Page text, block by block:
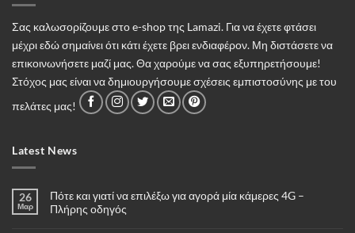
Σας καλωσορίζουμε στο e-shop της Lamazi. Για να έχετε φτάσει
μέχρι εδώ σημαίνει ότι κάτι έχετε βρει ενδιαφέρον. Μη διστάσετε να
επικοινωνήσετε μαζί μας. Θα χαρούμε να σας εξυπηρετήσουμε!
Στόχος μας είναι να δημιουργήσουμε σχέσεις εμπιστοσύνης με του
πελάτες μας!
Latest News
26
Μαρ
Πότε και γιατί να επιλέξω για αγορά μία κάμερες 4G –
Πλήρης οδηγός